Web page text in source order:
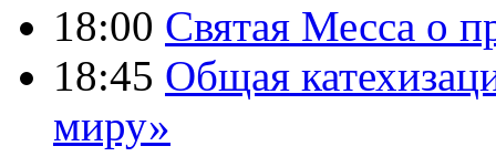
18:00 Святая Месса о
18:45 Общая
миру»